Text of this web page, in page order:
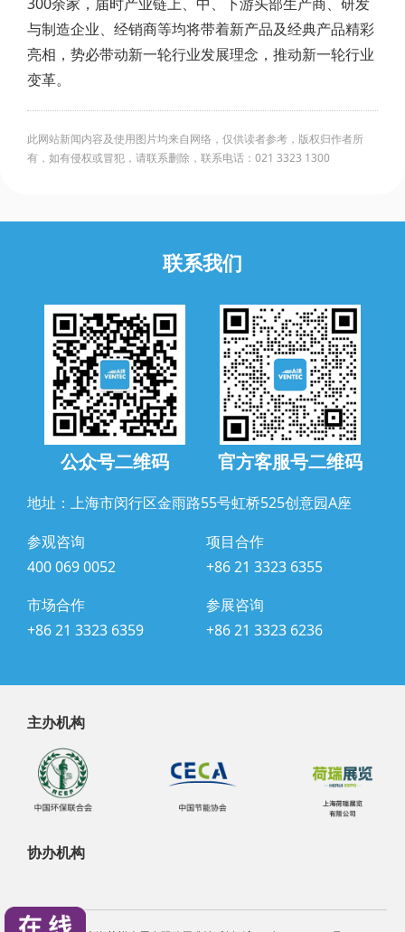
与制造企业、经销商等均将带着新产品及经典产品精彩
亮相，势必带动新一轮行业发展理念，推动新一轮行业
变革。
此网站新闻内容及使用图片均来自网络，仅供读者参考，版权归作者所
有，如有侵权或冒犯，请联系删除，联系电话：021 3323 1300
联系我们
公众号二维码 官方客服号二维码
地址：上海市闵行区金雨路55号虹桥525创意园A座
参观咨询
400 069 0052
项目合作
+86 21 3323 6355
市场合作
+86 21 3323 6359
参展咨询
+86 21 3323 6236
主办机构
协办机构